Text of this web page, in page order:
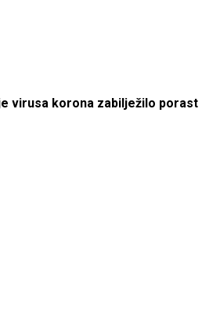
virusa korona zabilježilo porast